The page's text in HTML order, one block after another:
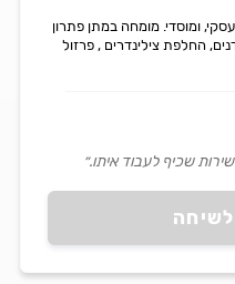
לשיחה
ומוסדי. מומחה במתן פתרון
החלפת צילינדרים , פרזול
שכיף לעבוד איתו.״